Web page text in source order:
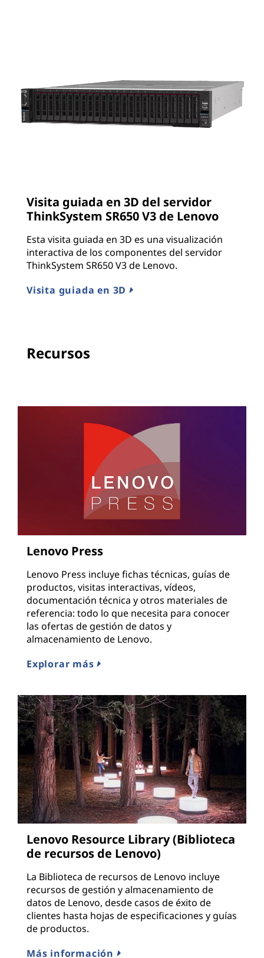
Visita guiada en 3D del servidor
ThinkSystem SR650 V3 de Lenovo
Esta visita guiada en 3D es una visualización
interactiva de los componentes del servidor
ThinkSystem SR650 V3 de Lenovo.
Visita guiada en 3D
Recursos
Lenovo Press
Lenovo Press incluye fichas técnicas, guías de
productos, visitas interactivas, vídeos,
documentación técnica y otros materiales de
referencia: todo lo que necesita para conocer
las ofertas de gestión de datos y
almacenamiento de Lenovo.
Explorar más
Lenovo Resource Library (Biblioteca
de recursos de Lenovo)
La Biblioteca de recursos de Lenovo incluye
recursos de gestión y almacenamiento de
datos de Lenovo, desde casos de éxito de
clientes hasta hojas de especificaciones y guías
de productos.
Más información